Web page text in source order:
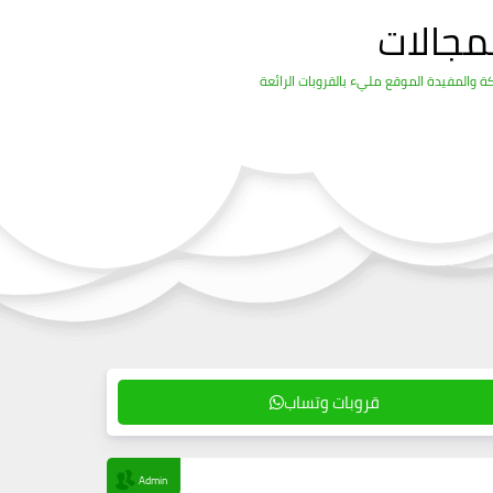
قروبات وتساب
Admin